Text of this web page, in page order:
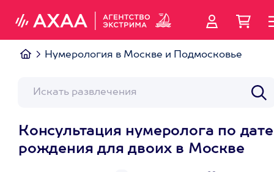
Нумерология в Москве и Подмосковье
Консультация нумеролога по дате
рождения для двоих в Москве